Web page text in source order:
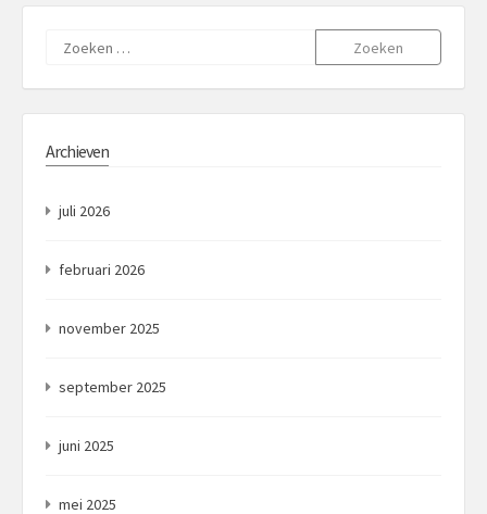
Zoeken
naar:
Archieven
juli 2026
februari 2026
november 2025
september 2025
juni 2025
mei 2025